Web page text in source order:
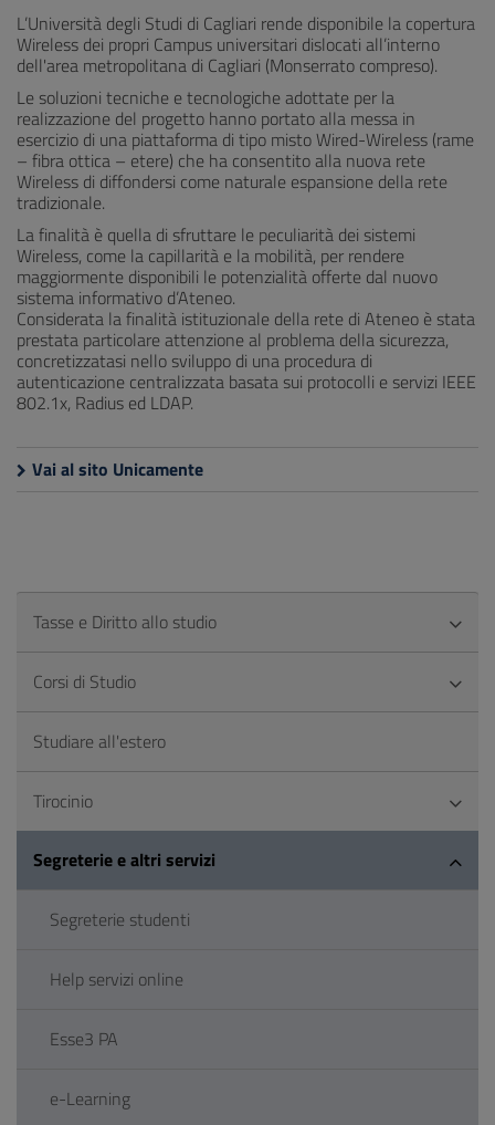
L’Università degli Studi di Cagliari rende disponibile la copertura
Wireless dei propri Campus universitari dislocati all’interno
dell'area metropolitana di Cagliari (Monserrato compreso).
Le soluzioni tecniche e tecnologiche adottate per la
realizzazione del progetto hanno portato alla messa in
esercizio di una piattaforma di tipo misto Wired-Wireless (rame
– fibra ottica – etere) che ha consentito alla nuova rete
Wireless di diffondersi come naturale espansione della rete
tradizionale.
La finalità è quella di sfruttare le peculiarità dei sistemi
Wireless, come la capillarità e la mobilità, per rendere
maggiormente disponibili le potenzialità offerte dal nuovo
sistema informativo d’Ateneo.
Considerata la finalità istituzionale della rete di Ateneo è stata
prestata particolare attenzione al problema della sicurezza,
concretizzatasi nello sviluppo di una procedura di
autenticazione centralizzata basata sui protocolli e servizi IEEE
802.1x, Radius ed LDAP.
Vai al sito Unicamente
Tasse e Diritto allo studio
Corsi di Studio
Studiare all'estero
Tirocinio
Segreterie e altri servizi
Segreterie studenti
Help servizi online
Esse3 PA
e-Learning